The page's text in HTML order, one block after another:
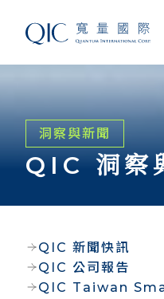
洞察與新聞
QIC 洞察
QIC 新聞快訊
QIC 公司報告
QIC Taiwan